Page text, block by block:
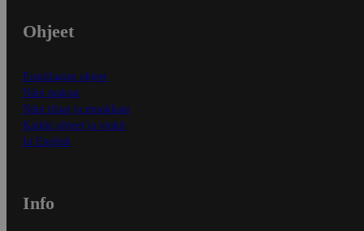
Ohjeet
Ensitilaajan ohjeet
Näin maksat
Näin tilaat ja muokkaat
Kaikki ohjeet ja vinkit
In English
Info